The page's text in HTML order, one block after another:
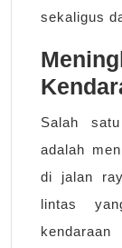
sekaligus
Salah
adalah
di jalan
lintas